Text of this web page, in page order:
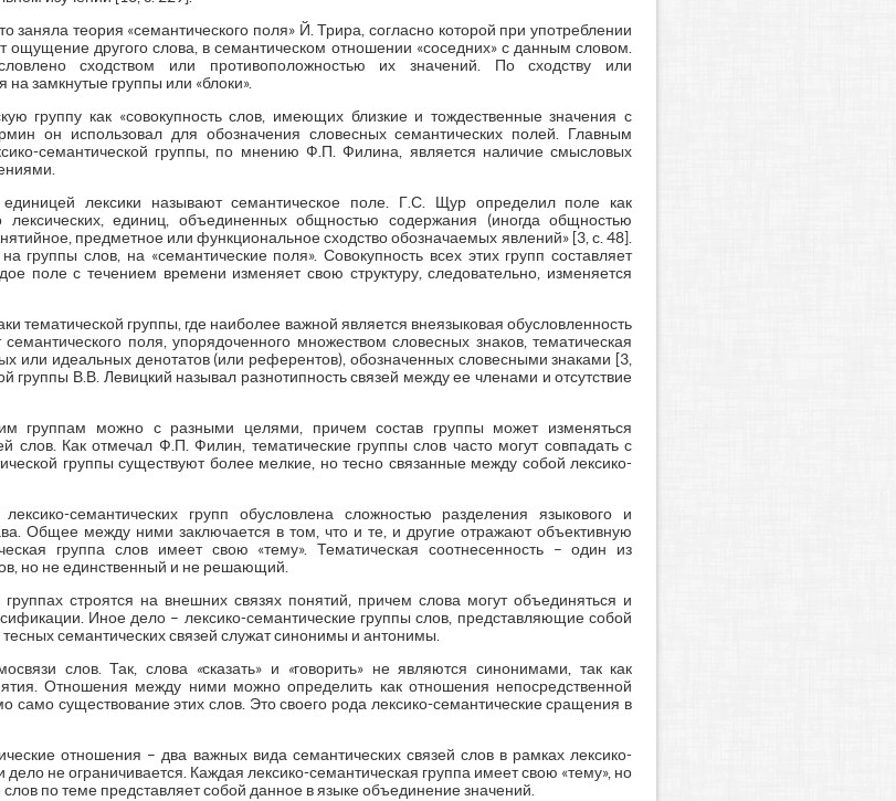
теория «семантического поля» Й. Трира, согласно которой при употреблении
ощущение другого слова, в семантическом отношении «соседних» с данным словом.
сходством или противоположностью их значений. По сходству или
замкнутые группы или «блоки».
группу как «совокупность слов, имеющих близкие и тождественные значения с
он использовал для обозначения словесных семантических полей. Главным
семантической группы, по мнению Ф.П. Филина, является наличие смысловых
лексики называют семантическое поле. Г.С. Щур определил поле как
лексических, единиц, объединенных общностью содержания (иногда общностью
предметное или функциональное сходство обозначаемых явлений» [3, с. 48].
группы слов, на «семантические поля». Совокупность всех этих групп составляет
поле с течением времени изменяет свою структуру, следовательно, изменяется
тематической группы, где наиболее важной является внеязыковая обусловленность
поля, упорядоченного множеством словесных знаков, тематическая
или идеальных денотатов (или референтов), обозначенных словесными знаками [3,
группы В.В. Левицкий называл разнотипность связей между ее членами и отсутствие
группам можно с разными целями, причем состав группы может изменяться
слов. Как отмечал Ф.П. Филин, тематические группы слов часто могут совпадать с
группы существуют более мелкие, но тесно связанные между собой лексико-
семантических групп обусловлена сложностью разделения языкового и
Общее между ними заключается в том, что и те, и другие отражают объективную
группа слов имеет свою «тему». Тематическая соотнесенность – один из
но не единственный и не решающий.
строятся на внешних связях понятий, причем слова могут объединяться и
Иное дело – лексико-семантические группы слов, представляющие собой
семантических связей служат синонимы и антонимы.
слов. Так, слова
«сказать» и «говорить» не являются синонимами, так как
Отношения между ними можно определить как отношения непосредственной
само существование этих слов. Это своего рода лексико-семантические сращения в
отношения – два важных вида семантических связей слов в рамках лексико-
не ограничивается. Каждая лексико-семантическая группа имеет свою «тему», но
по теме представляет собой данное в языке объединение значений.